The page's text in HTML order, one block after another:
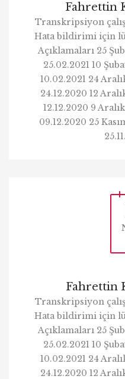
Fahrettin
Transkripsiyon
Hata bildirimi için
Açıklamaları 25
25.02.2021 10
10.02.2021 24
24.12.2020 12
12.12.2020 9
09.12.2020 25
Fahrettin
Transkripsiyon
Hata bildirimi için
Açıklamaları 25
25.02.2021 10
10.02.2021 24
24.12.2020 12